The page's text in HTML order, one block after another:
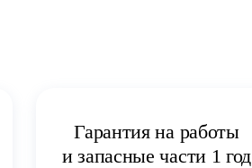
Гарантия на работы
и запасные части 1 год